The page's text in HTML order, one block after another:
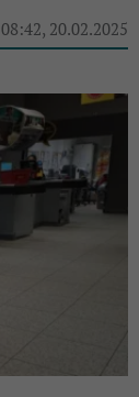
08:42, 20.02.2025